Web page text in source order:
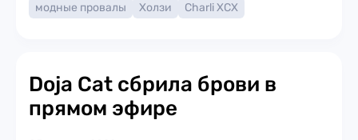
модные провалы
Холзи Charli XCX
Doja Cat сбрила брови в
прямом эфире